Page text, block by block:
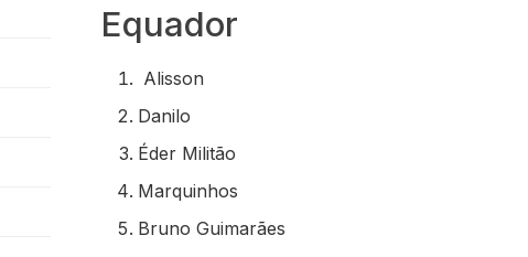
Equador
Alisson
Danilo
Éder Militão
Marquinhos
Bruno Guimarães